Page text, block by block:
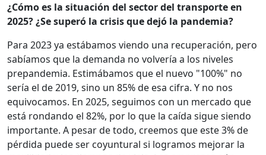
¿Cómo es la situación del sector del transporte en
2025? ¿Se superó la crisis que dejó la pandemia?
Para 2023 ya estábamos viendo una recuperación, pero
sabíamos que la demanda no volvería a los niveles
prepandemia. Estimábamos que el nuevo "100%" no
sería el de 2019, sino un 85% de esa cifra. Y no nos
equivocamos. En 2025, seguimos con un mercado que
está rondando el 82%, por lo que la caída sigue siendo
importante. A pesar de todo, creemos que este 3% de
pérdida puede ser coyuntural si logramos mejorar la